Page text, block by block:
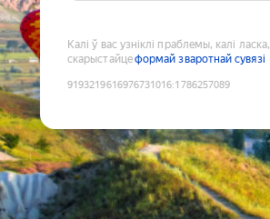
Калі ў вас узніклі праблемы, калі ласка,
скарыстайцеформай зваротнай сувязі
9193219616976731016:1786257089